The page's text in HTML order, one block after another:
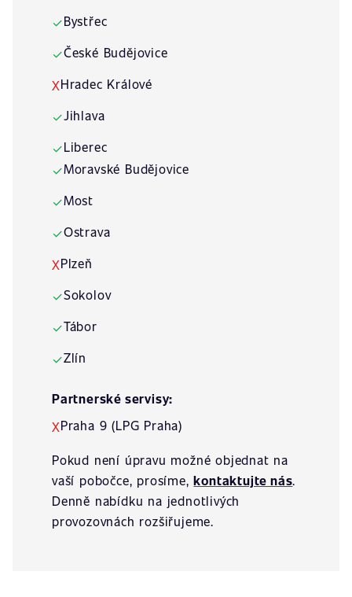
✓Bystřec
✓České Budějovice
XHradec Králové
✓Jihlava
✓Liberec
✓Moravské Budějovice
✓Most
✓Ostrava
XPlzeň
✓Sokolov
✓Tábor
✓Zlín
Partnerské servisy:
XPraha 9 (LPG Praha)
Pokud není úpravu možné objednat na
vaší pobočce, prosíme,kontaktujte nás.
Denně nabídku na jednotlivých
provozovnách rozšiřujeme.